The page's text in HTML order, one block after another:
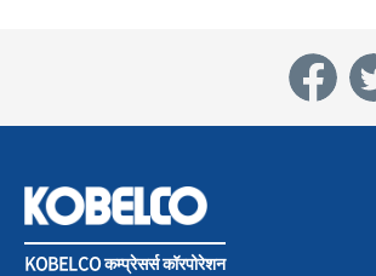
KOBELCO कम्प्रेसर्स कॉरपोरेशन